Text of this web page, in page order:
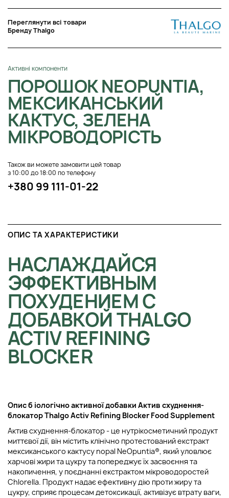
Переглянути всі товари
Бренду Thalgo
Активні компоненти
ПОРОШОК NEOPUNTIA,
МЕКСИКАНСЬКИЙ
КАКТУС, ЗЕЛЕНА
МІКРОВОДОРІСТЬ
Також ви можете замовити цей товар
з 10:00 до 18:00 по телефону
+380 99 111-01-22
ОПИС ТА ХАРАКТЕРИСТИКИ
НАСЛАЖДАЙСЯ
ЭФФЕКТИВНЫМ
ПОХУДЕНИЕМ С
ДОБАВКОЙ THALGO
ACTIV REFINING
BLOCKER
Опис б іологічно активної добавки Актив схуднення-
блокатор Thalgo Activ Refining Blocker Food Supplement
Актив схуднення-блокатор - це нутрікосметичний продукт
миттєвої дії, він містить клінічно протестований екстракт
мексиканського кактусу nopal NeOpuntia®, який уловлює
харчові жири та цукру та попереджує їх засвоєння та
накопичення, у поєднанні екстрактом мікроводоростей
Chlorella. Продукт надає ефективну дію проти жиру та
цукру, сприяє процесам детоксикації, активізує втрату ваги,